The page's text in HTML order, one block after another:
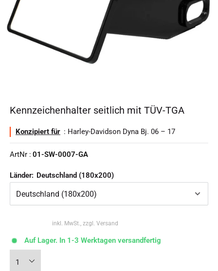
Kennzeichenhalter seitlich mit TÜV-TGA
Konzipiert für : Harley-Davidson Dyna Bj. 06 – 17
ArtNr : 01-SW-0007-GA
Länder: Deutschland (180x200)
inkl. MwSt., zzgl. Versand
Auf Lager. In 1-3 Werktagen versandfertig